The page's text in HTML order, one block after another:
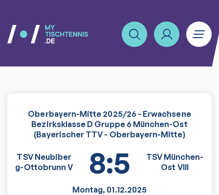
Oberbayern-Mitte 2025/26 - Erwachsene
Bezirksklasse D Gruppe 6 München-Ost
(Bayerischer TTV - Oberbayern-Mitte)
TSV Neubiber
g-Ottobrunn V
8:5
TSV München-
Ost VIII
Montag, 01.12.2025